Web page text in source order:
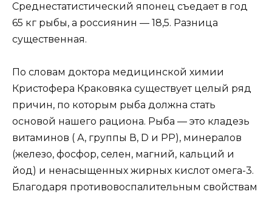
Среднестатистический японец съедает в год
65 кг рыбы, а россиянин — 18,5. Разница
существенная.
По словам доктора медицинской химии
Кристофера Краковяка существует целый ряд
причин, по которым рыба должна стать
основой нашего рациона. Рыба — это кладезь
витаминов ( А, группы В, D и РР), минералов
(железо, фосфор, селен, магний, кальций и
йод) и ненасыщенных жирных кислот омега-3.
Благодаря противовоспалительным свойствам